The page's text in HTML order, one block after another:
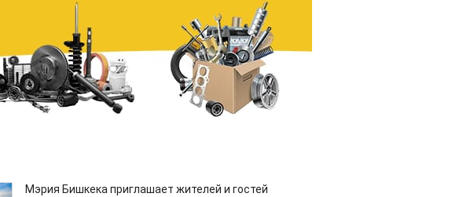
Мэрия Бишкека приглашает жителей и гостей